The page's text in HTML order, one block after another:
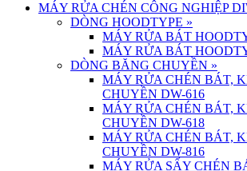
MÁY RỬA CHÉN CÔNG NGHIỆP
DÒNG HOODTYPE »
MÁY RỬA BÁT
MÁY RỬA BÁT
DÒNG BĂNG CHUYỀN »
MÁY RỬA CHÉN BÁT,
CHUYỀN DW-616
MÁY RỬA CHÉN BÁT,
CHUYỀN DW-618
MÁY RỬA CHÉN BÁT,
CHUYỀN DW-816
MÁY RỬA SẤY CHÉN